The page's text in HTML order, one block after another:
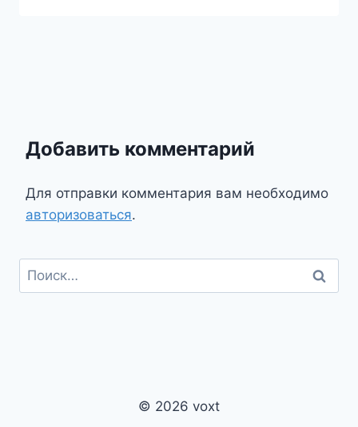
Добавить комментарий
Для отправки комментария вам необходимо
авторизоваться.
Найти:
© 2026 voxt